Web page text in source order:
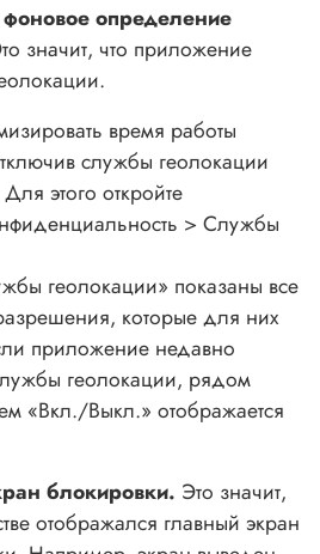
определение
значит, что приложение
время работы
службы геолокации
этого откройте
> Службы
геолокации» показаны все
которые для них
приложение недавно
геолокации, рядом
«Вкл./Выкл.» отображается
блокировки. Это значит,
отображался главный экран